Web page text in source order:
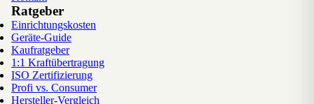
Ratgeber
Einrichtungskosten
Geräte-Guide
Kaufratgeber
1:1 Kraftübertragung
ISO Zertifizierung
Profi vs. Consumer
Hersteller-Vergleich